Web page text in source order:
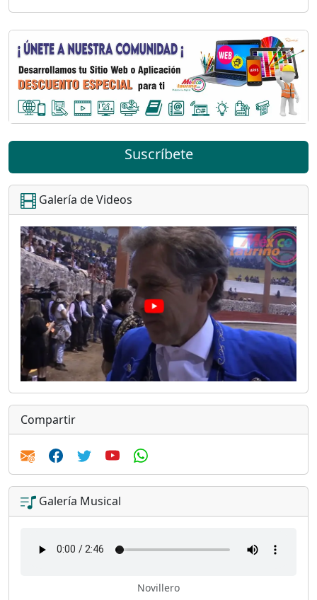
Suscríbete
Galería de Videos
Compartir
Galería Musical
Novillero